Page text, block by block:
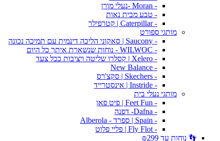
- Moran -נעלי מורן
- טבע מבית נאות
- Caterpillar | קטרפילר
מותגי ספורט
- Saucony | סאקוני הליכה דינמית עם תמיכה נכונה
- WILWOC - נוחות שנשארת איתך כל היום
- Xelero | קסלרו שליטה ויציבות בכל צעד
- New Balance
- Skechers | סקצ'רס
- Instride | אינסטרייד
מותגי נעלי בית
- Feet Fun | פיט פאן
- Dafna- דפנה
- Spain | ספרד - Alberola
- Fly Flot | פליי פלוט
👣 נוחות עד ₪299